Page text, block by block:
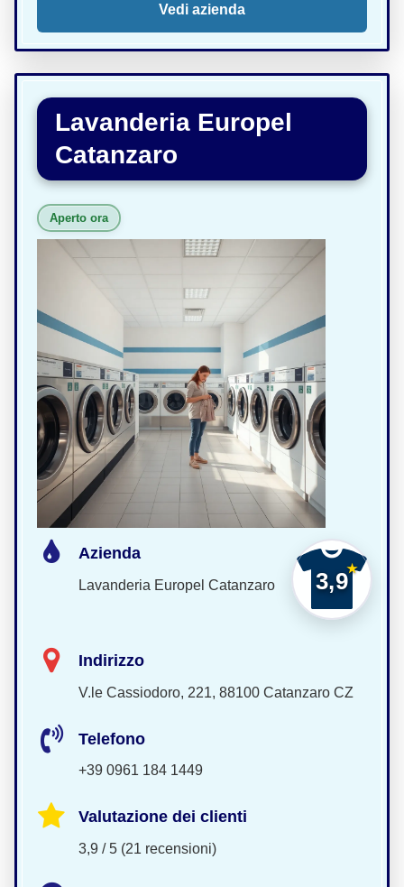
Vedi azienda
Lavanderia Europel
Catanzaro
Aperto ora
3,9
Azienda
Lavanderia Europel Catanzaro
Indirizzo
V.le Cassiodoro, 221, 88100 Catanzaro CZ
Telefono
+39 0961 184 1449
Valutazione dei clienti
3,9 / 5 (21 recensioni)